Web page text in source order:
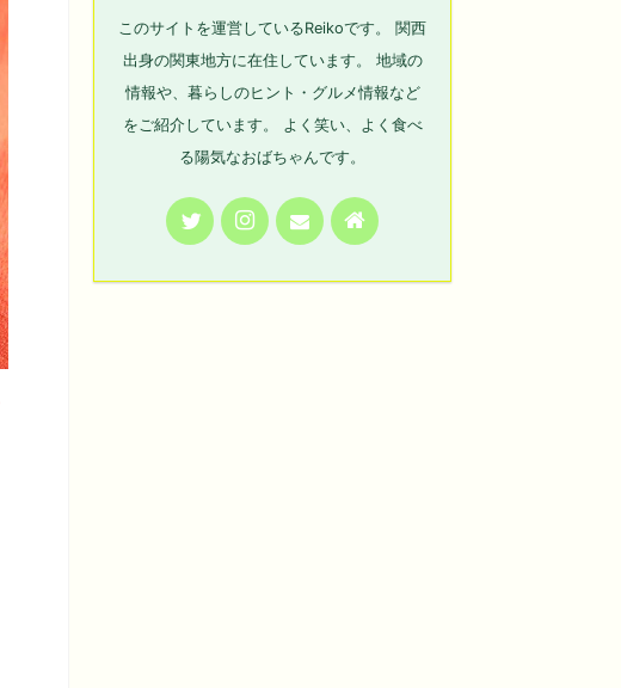
このサイトを運営しているReikoです。 関西
出身の関東地方に在住しています。 地域の
情報や、暮らしのヒント・グルメ情報など
をご紹介しています。 よく笑い、よく食べ
る陽気なおばちゃんです。